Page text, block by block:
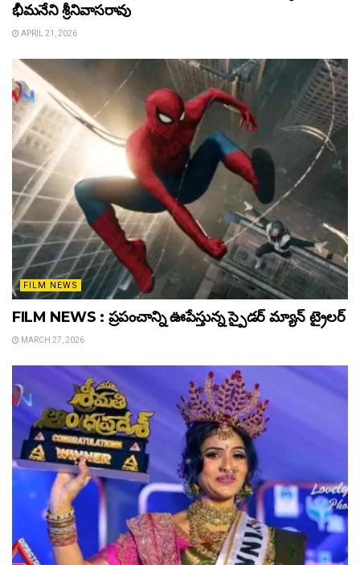
భీమనేని శ్రీనివాసరావు
APRIL 21, 2026
FILM NEWS
FILM NEWS : ప్రపంచాన్ని ఊపేస్తున్న స్పైడర్ మ్యాన్ ట్రైలర్
MARCH 27, 2026